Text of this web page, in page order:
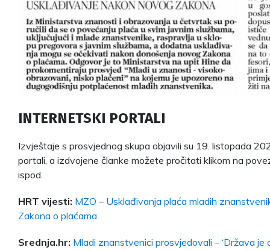
INTERNETSKI PORTALI
Izvještaje s prosvjednog skupa objavili su 19. listopada
portali, a izdvojene članke možete pročitati klikom na
ispod.
HRT vijesti: MZO – Usklađivanja plaća mladih
Zakona o plaćama
Srednja.hr: Mladi znanstvenici prosvjedovali – ‘Država je